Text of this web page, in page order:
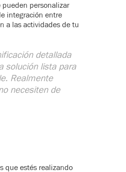
personalizar
integración entre
a las actividades de tu
detallada
solución lista para
Realmente
necesiten de
que estés realizando